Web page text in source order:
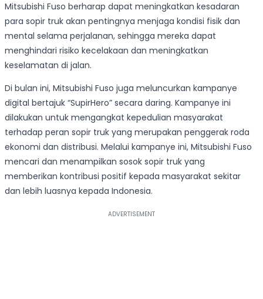
Mitsubishi Fuso berharap dapat meningkatkan kesadaran
para sopir truk akan pentingnya menjaga kondisi fisik dan
mental selama perjalanan, sehingga mereka dapat
menghindari risiko kecelakaan dan meningkatkan
keselamatan di jalan.
Di bulan ini, Mitsubishi Fuso juga meluncurkan kampanye
digital bertajuk “SupirHero” secara daring. Kampanye ini
dilakukan untuk mengangkat kepedulian masyarakat
terhadap peran sopir truk yang merupakan penggerak roda
ekonomi dan distribusi. Melalui kampanye ini, Mitsubishi Fuso
mencari dan menampilkan sosok sopir truk yang
memberikan kontribusi positif kepada masyarakat sekitar
dan lebih luasnya kepada Indonesia.